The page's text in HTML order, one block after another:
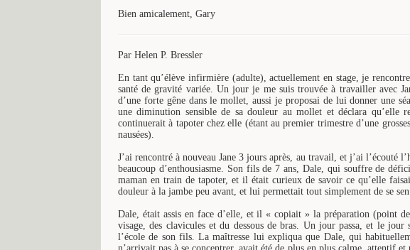
Bien amicalement, Gary
Par Helen P. Bressler
En tant qu’élève infirmière (adulte), actuellement en stage, je
santé de gravité variée. Un jour je me suis trouvée à travailler avec
d’une forte gêne dans le mollet, aussi je proposai de lui donner une
une diminution sensible de sa douleur au mollet et déclara qu’elle
continuerait à tapoter chez elle (étant au premier trimestre d’une
nausées).
J’ai rencontré à nouveau Jane 3 jours après, au travail, et j’ai l’écouté
beaucoup d’enthousiasme. Son fils de 7 ans, Dale, qui souffre de
maman en train de tapoter, et il était curieux de savoir ce qu’elle
douleur à la jambe peu avant, et lui permettait tout simplement de se
Dale, était assis en face d’elle, et il « copiait » la préparation (point
visage, des clavicules et du dessous de bras. Un jour passa, et le jour
l’école de son fils. La maîtresse lui expliqua que Dale, qui